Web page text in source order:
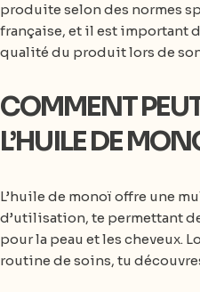
produite selon des normes
française, et il est important
qualité du produit lors de
COMMENT
L’HUILE DE
L’huile de monoï offre une
d’utilisation, te permettant
pour la peau et les cheveux.
routine de soins, tu